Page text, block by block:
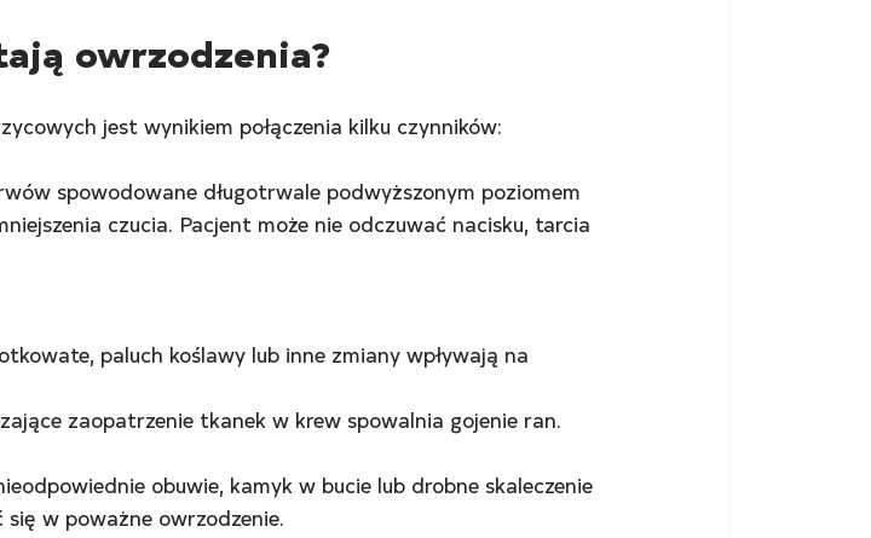
owrzodzenia?
jest wynikiem połączenia kilku czynników:
spowodowane długotrwale podwyższonym poziomem
czucia. Pacjent może nie odczuwać nacisku, tarcia
paluch koślawy lub inne zmiany wpływają na
zaopatrzenie tkanek w krew spowalnia gojenie ran.
obuwie, kamyk w bucie lub drobne skaleczenie
w poważne owrzodzenie.